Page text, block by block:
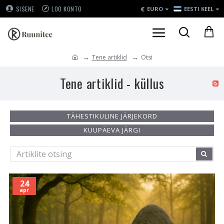
SISENE LOO KONTO € EURO EESTI KEEL
Tene artiklid Otsi
Tene artiklid - küllus
TÄHESTIKULINE JÄRJEKORD
KUUPÄEVA JÄRGI
24
apr